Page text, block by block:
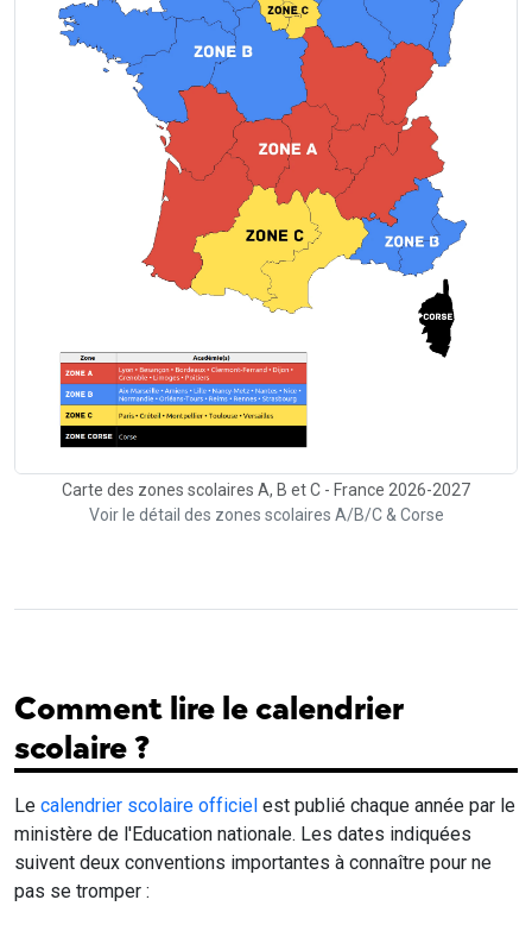
Carte des zones scolaires A, B et C - France 2026-2027
Voir le détail des zones scolaires A/B/C & Corse
Comment lire le calendrier
scolaire ?
Le calendrier scolaire officiel est publié chaque année par le
ministère de l'Education nationale. Les dates indiquées
suivent deux conventions importantes à connaître pour ne
pas se tromper :